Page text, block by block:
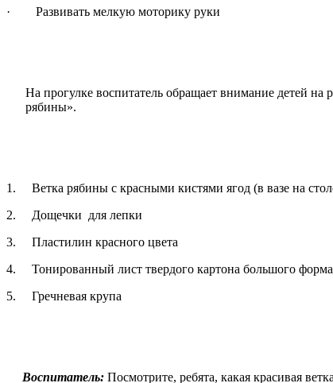
· Развивать мелкую моторику руки
На прогулке воспитатель обращает внимание детей на
рябины».
1. Ветка рябины с красными кистями ягод (в вазе на
2. Дощечки для лепки
3. Пластилин красного цвета
4. Тонированный лист твердого картона большого
5. Гречневая крупа
Воспитатель: Посмотрите, ребята, какая красивая